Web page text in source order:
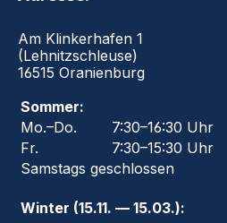
Am Klinkerhafen 1
(Lehnitzschleuse)
16515 Oranienburg
Sommer:
Mo.–Do.
7:30–16:30 Uhr
Fr.
7:30–15:30 Uhr
Samstags geschlossen
Winter (15.11. — 15.03.):